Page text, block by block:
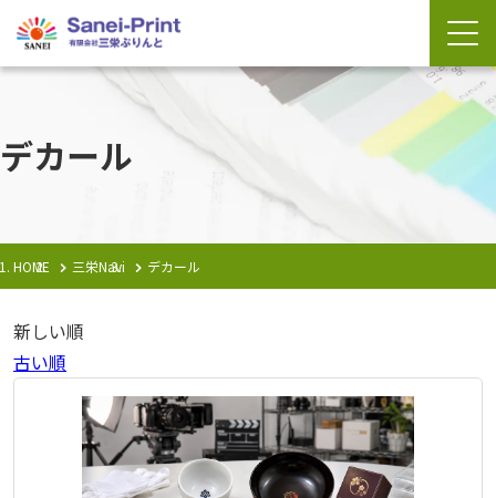
デカール
HOME 三栄Navi デカール
新しい順
古い順